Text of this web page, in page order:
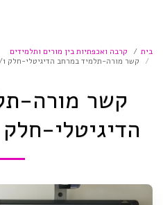
בית
קרבה ואכפתיות בין מורים ותלמידים
קשר מורה-תלמיד במרחב הדיגיטלי-חלק 1/רשת דרכא
קשר מורה-
הדיגיטלי-חלק 1/רשת דרכא